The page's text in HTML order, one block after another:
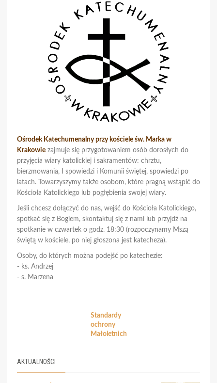
Ośrodek Katechumenalny przy kościele św. Marka w
Krakowie zajmuje się przygotowaniem osób dorosłych do
przyjęcia wiary katolickiej i sakramentów: chrztu,
bierzmowania, I spowiedzi i Komunii świętej, spowiedzi po
latach. Towarzyszymy także osobom, które pragną wstąpić do
Kościoła Katolickiego lub pogłębienia swojej wiary.
Jeśli chcesz dołączyć do nas, wejść do Kościoła Katolickiego,
spotkać się z Bogiem, skontaktuj się z nami lub przyjdź na
spotkanie w czwartek o godz. 18:30 (rozpoczynamy Mszą
świętą w kościele, po niej głoszona jest katecheza).
Osoby, do których można podejść po katechezie:
- ks. Andrzej
- s. Marzena
Standardy
ochrony
Małoletnich
AKTUALNOŚCI